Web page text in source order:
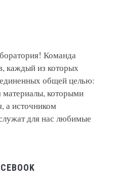
Команда
каждый из которых
общей целью:
которыми
а источником
для нас любимые